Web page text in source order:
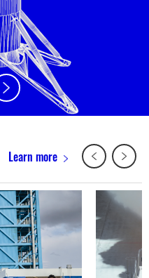
Learn more